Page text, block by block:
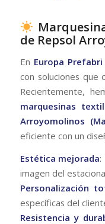
de Repsol
En Europa
con soluciones que
Recientemente,
marquesinas
Arroyomolinos
eficiente con un
Estética mejorada:
imagen del
Personalización
específicas del
Resistencia y